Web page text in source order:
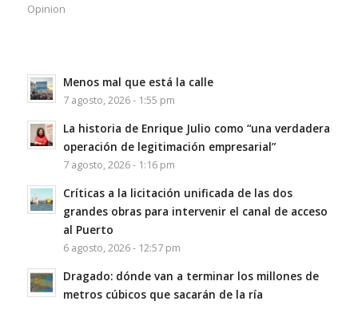
Opinion
Menos mal que está la calle
7 agosto, 2026 - 1:55 pm
La historia de Enrique Julio como “una verdadera
operación de legitimación empresarial”
7 agosto, 2026 - 1:16 pm
Críticas a la licitación unificada de las dos
grandes obras para intervenir el canal de acceso
al Puerto
6 agosto, 2026 - 12:57 pm
Dragado: dónde van a terminar los millones de
metros cúbicos que sacarán de la ría